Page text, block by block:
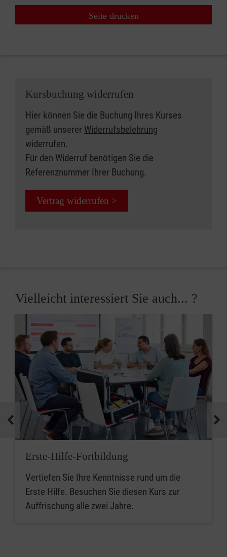
Seite drucken
Kursbuchung widerrufen
Hier können Sie die Buchung Ihres Kurses
gemäß unserer Widerrufsbelehrung
widerrufen.
Für den Widerruf benötigen Sie die
Referenznummer Ihrer Buchung.
Vertrag widerrufen >
Vielleicht interessiert Sie auch... ?
Erste-Hilfe-Fortbildung
Vertiefen Sie Ihre Kenntnisse rund um die
Erste Hilfe. Besuchen Sie diesen Kurs zur
Auffrischung alle zwei Jahre.